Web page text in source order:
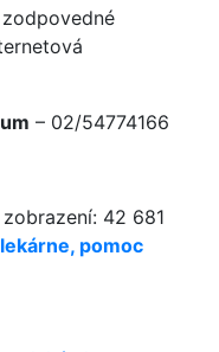
pomoc
– 02/54774166
42 681